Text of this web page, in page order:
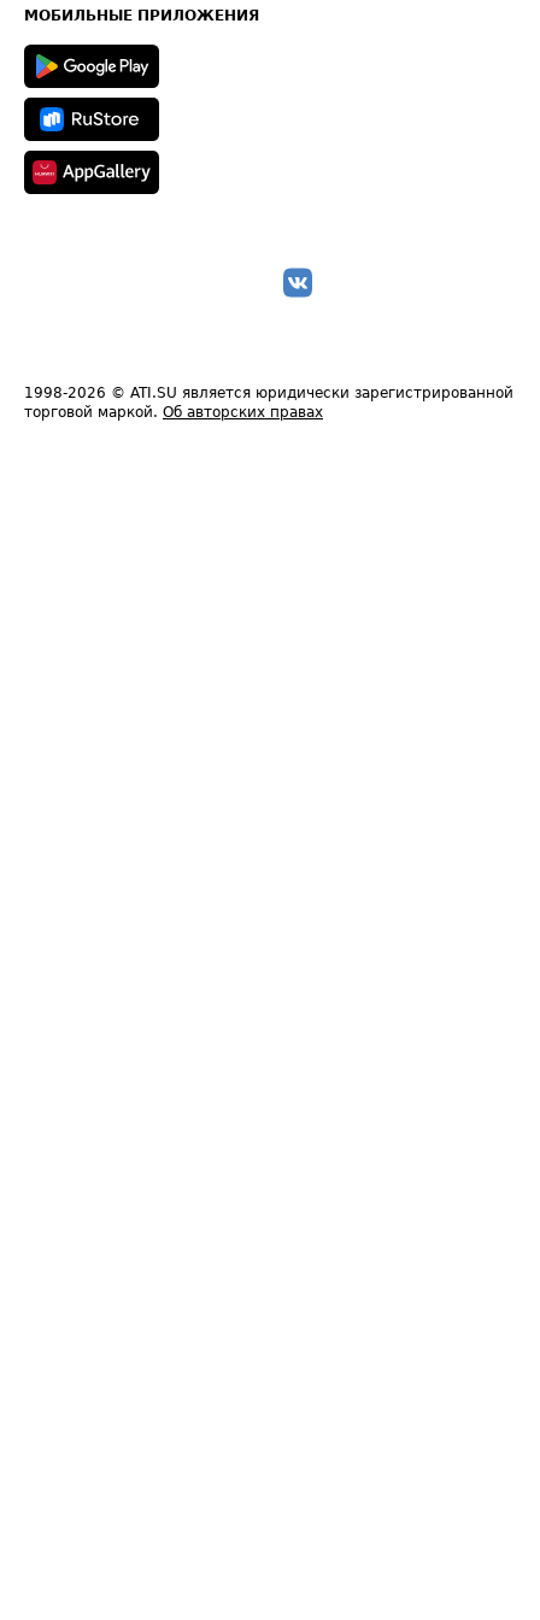
Техническая информация
МОБИЛЬНЫЕ ПРИЛОЖЕНИЯ
1998-2026 © ATI.SU является юридически зарегистрированной
торговой маркой. Об авторских правах